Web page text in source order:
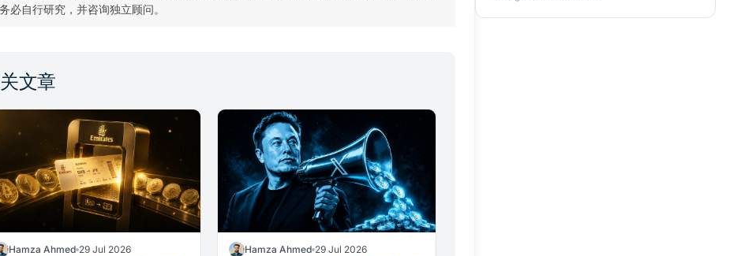
必自行研究，并咨询独立顾问。
文章
Hamza Ahmed 29 Jul 2026 Hamza Ahmed 29 Jul 2026